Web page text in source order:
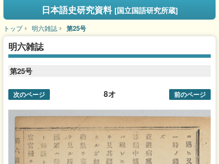
日本語史研究資料 [国立国語研究所蔵]
トップ 明六雑誌 第25号
明六雑誌
第25号
8オ
次のページ 前のページ